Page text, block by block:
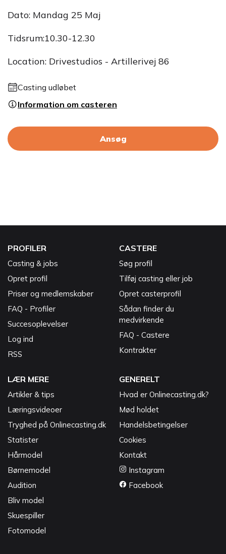
Dato: Mandag 25 Maj
Tidsrum:10.30-12.30
Location: Drivestudios - Artillerivej 86
Casting udløbet
Information om casteren
Ansøg
PROFILER
Casting & jobs
Opret profil
Priser og medlemskaber
FAQ - Profiler
Succesoplevelser
Log ind
RSS
CASTERE
Søg profil
Tilføj casting eller job
Opret casterprofil
Sådan finder du
medvirkende
FAQ - Castere
Kontrakter
LÆR MERE
Artikler & tips
Læringsvideoer
Tryghed på Onlinecasting.dk
Statister
Hårmodel
Børnemodel
Audition
Bliv model
Skuespiller
Fotomodel
GENERELT
Hvad er Onlinecasting.dk?
Mød holdet
Handelsbetingelser
Cookies
Kontakt
Instagram
Facebook